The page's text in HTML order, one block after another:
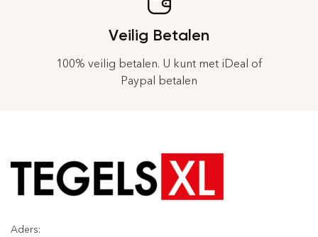
Veilig Betalen
100% veilig betalen. U kunt met iDeal of
Paypal betalen
Aders: